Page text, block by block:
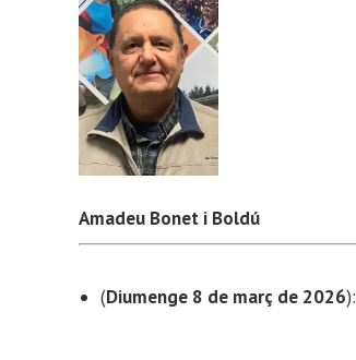
Amadeu Bonet i Boldú
(Diumenge 8 de març de 2026):